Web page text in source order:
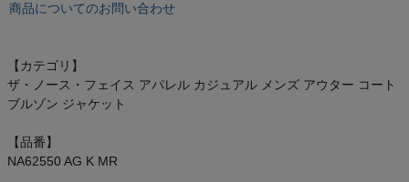
スポーツマリオTOP
商品についてのお問い合わせ
【カテゴリ】
ザ・ノース・フェイス アパレル カジュアル メンズ アウター コート
ブルゾン ジャケット
【品番】
NA62550 AG K MR